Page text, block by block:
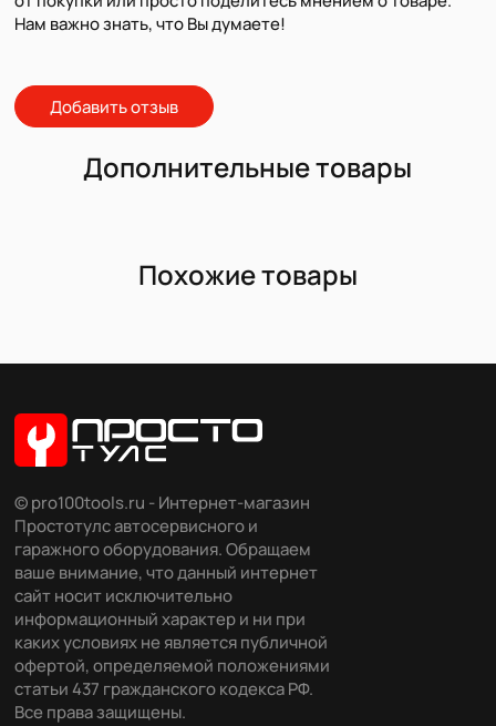
Нам важно знать, что Вы думаете!
Добавить отзыв
Дополнительные товары
Похожие товары
© pro100tools.ru - Интернет-магазин
Простотулс автосервисного и
гаражного оборудования. Обращаем
ваше внимание, что данный интернет
сайт носит исключительно
информационный характер и ни при
каких условиях не является публичной
офертой, определяемой положениями
статьи 437 гражданского кодекса РФ.
Все права защищены.